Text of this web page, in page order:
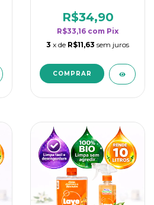
rendimento da
categoria - Flor de
Laranjeira
R$34,90
R$33,16 com Pix
3 x de R$11,63 sem juros